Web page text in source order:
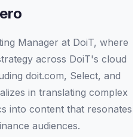
Manager at DoiT, where
across DoiT's cloud
doit.com, Select, and
in translating complex
into content that resonates
audiences.